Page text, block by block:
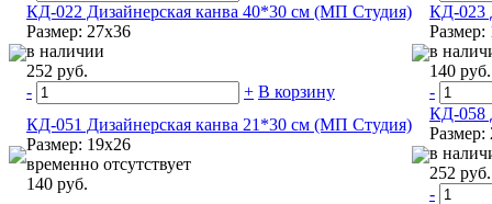
КД-022 Дизайнерская канва 40*30 см (МП Студия)
Размер: 27х36
в наличии
252 руб.
-
+ В корзину
КД-023
Размер:
в
140 руб.
-
КД-051 Дизайнерская канва 21*30 см (МП Студия)
Размер: 19х26
временно отсутствует
140 руб.
КД-058
Размер:
в
252 руб.
-